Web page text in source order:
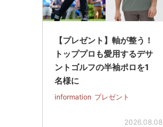
【プレゼント】軸が整う！
トッププロも愛用するデサ
ントゴルフの半袖ポロを1
名様に
information プレゼント
2026.08.08